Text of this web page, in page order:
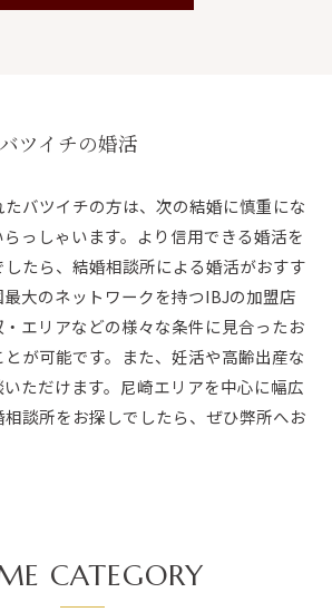
ツイチの婚活
バツイチの方は、次の結婚に慎重にな
っしゃいます。より信用できる婚活を
たら、結婚相談所による婚活がおすす
大のネットワークを持つIBJの加盟店
エリアなどの様々な条件に見合ったお
が可能です。また、妊活や高齢出産な
ただけます。尼崎エリアを中心に幅広
相談所をお探しでしたら、ぜひ弊所へお
CATEGORY